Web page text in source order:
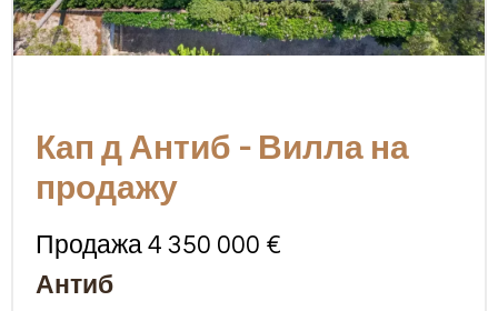
Кап д Антиб - Вилла на
продажу
Продажа 4 350 000 €
Антиб